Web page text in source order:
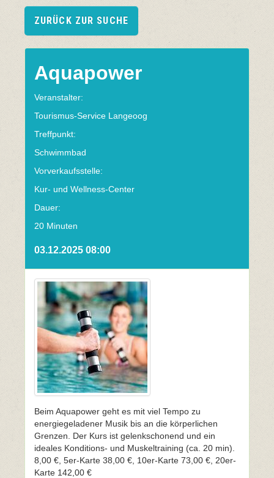
ZURÜCK ZUR SUCHE
Aquapower
Veranstalter:
Tourismus-Service Langeoog
Treffpunkt:
Schwimmbad
Vorverkaufsstelle:
Kur- und Wellness-Center
Dauer:
20 Minuten
03.12.2025 08:00
Beim Aquapower geht es mit viel Tempo zu
energiegeladener Musik bis an die körperlichen
Grenzen. Der Kurs ist gelenkschonend und ein
ideales Konditions- und Muskeltraining (ca. 20 min).
8,00 €, 5er-Karte 38,00 €, 10er-Karte 73,00 €, 20er-
Karte 142,00 €